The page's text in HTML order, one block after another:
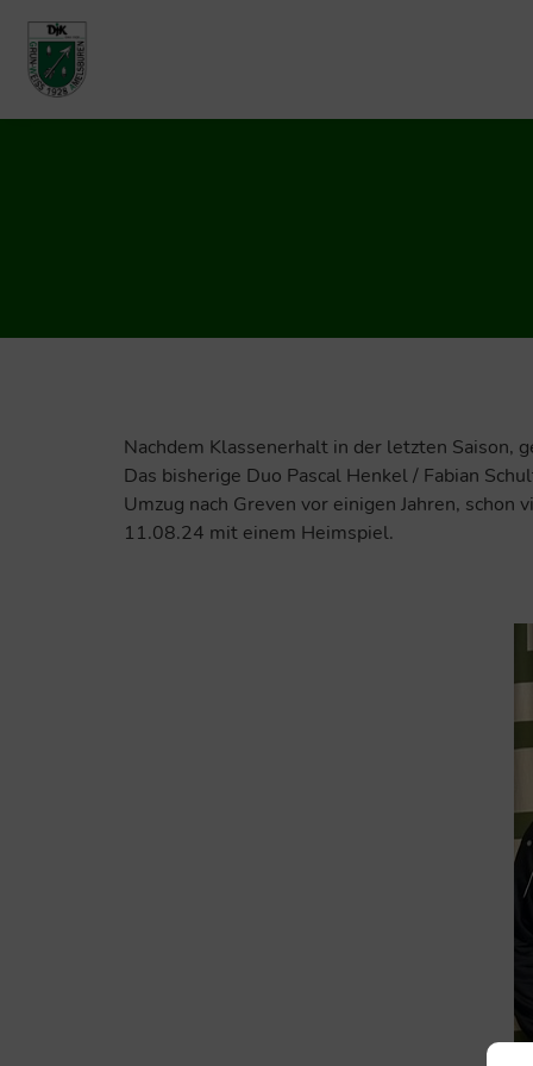
Nachdem Klassenerhalt in der letzten Saison,
Das bisherige Duo Pascal Henkel / Fabian
Umzug nach Greven vor einigen Jahren,
11.08.24 mit einem Heimspiel.